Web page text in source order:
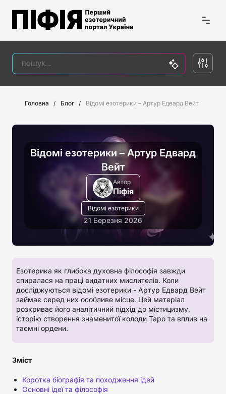
Головна Блог Відомі езотерики – Артур Едвард Вейт
Відомі езотерики – Артур Едвард
Вейт
Автор
Піфія
Відомі езотерики
21 Березня 2026
Езотерика як глибока духовна філософія завжди
спиралася на праці видатних мислителів. Коли
досліджуються відомі езотерики - Артур Едвард Вейт
займає серед них особливе місце. Цей матеріал
розкриває його аналітичний підхід до містицизму,
історію створення знаменитої колоди Таро та вплив на
таємні ордени.
Зміст
Коротка біографія та походження ідей
Основні ідеї та філософія